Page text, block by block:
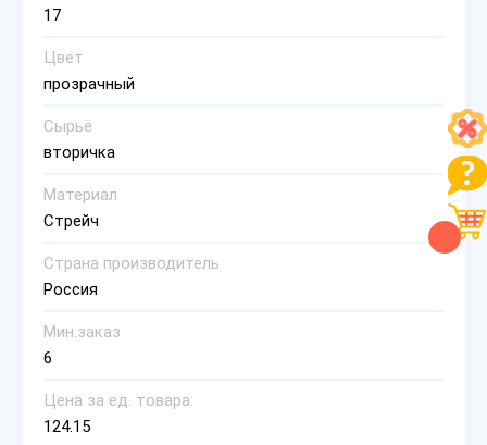
17
Цвет
прозрачный
Сырьё
вторичка
Материал
Стрейч
Страна производитель
Россия
Мин.заказ
6
Цена за ед. товара:
124.15